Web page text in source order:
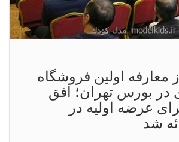
اولین فروشگاه
تهران؛ افق
اولیه در